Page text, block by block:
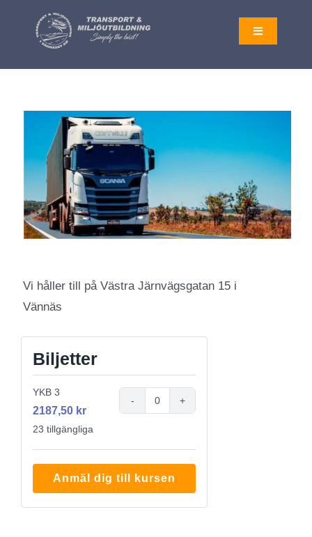
innehållet
Toggle
Navigation
UTBILDNINGAR
OM OSS
LOGGA IN
Vi håller till på Västra Järnvägsgatan 15 i
Vännäs
Biljetter
YKB 3
2187,50 kr
23 tillgängliga
Antal
Anmäl dig till kursen